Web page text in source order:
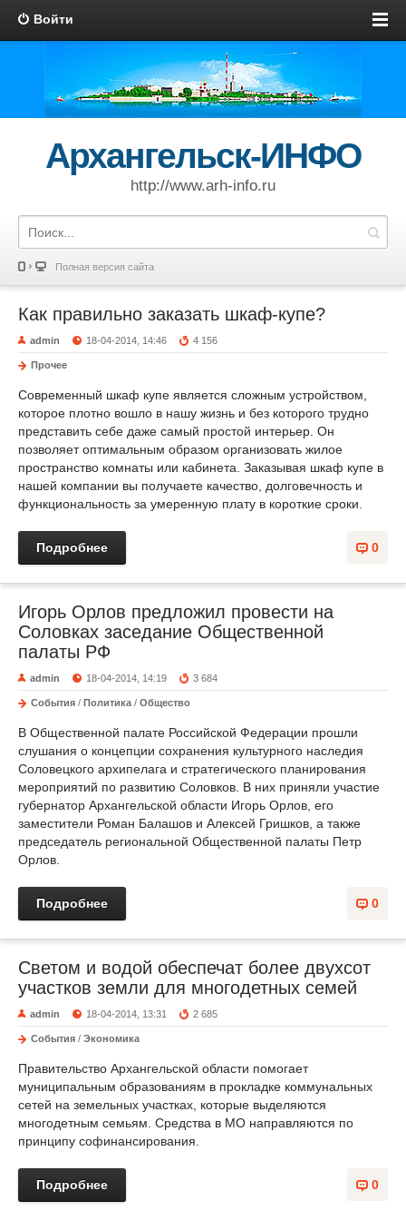
Войти
Архангельск-ИНФО
http://www.arh-info.ru
Полная версия сайта
Как правильно заказать шкаф-купе?
admin 18-04-2014, 14:46 4 156
Прочее
Современный шкаф купе является сложным устройством,
которое плотно вошло в нашу жизнь и без которого трудно
представить себе даже самый простой интерьер. Он
позволяет оптимальным образом организовать жилое
пространство комнаты или кабинета. Заказывая шкаф купе в
нашей компании вы получаете качество, долговечность и
функциональность за умеренную плату в короткие сроки.
0
Подробнее
Игорь Орлов предложил провести на
Соловках заседание Общественной
палаты РФ
admin 18-04-2014, 14:19 3 684
События / Политика / Общество
В Общественной палате Российской Федерации прошли
слушания о концепции сохранения культурного наследия
Соловецкого архипелага и стратегического планирования
мероприятий по развитию Соловков. В них приняли участие
губернатор Архангельской области Игорь Орлов, его
заместители Роман Балашов и Алексей Гришков, а также
председатель региональной Общественной палаты Петр
Орлов.
0
Подробнее
Светом и водой обеспечат более двухсот
участков земли для многодетных семей
admin 18-04-2014, 13:31 2 685
События / Экономика
Правительство Архангельской области помогает
муниципальным образованиям в прокладке коммунальных
сетей на земельных участках, которые выделяются
многодетным семьям. Средства в МО направляются по
принципу софинансирования.
0
Подробнее